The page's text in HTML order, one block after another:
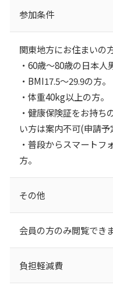
参加条件
関東地方にお住まいの
・60歳～80歳の日本人
・BMI17.5～29.9の方。
・体重40kg以上の方。
・健康保険証をお持
い方は案内不可(申請予
・普段からスマートフ
方。
その他
会員の方のみ閲覧でき
負担軽減費